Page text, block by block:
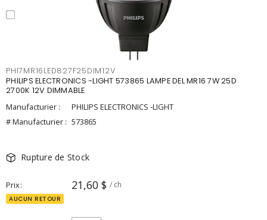
PHI7MR16LED827F25DIM12V
PHILIPS ELECTRONICS -LIGHT 573865 LAMPE DEL MR16 7W 25D
2700K 12V DIMMABLE
Manufacturier :
PHILIPS ELECTRONICS -LIGHT
# Manufacturier : 573865
Rupture de Stock
Prix 21,60 $ / ch
AUCUN RETOUR